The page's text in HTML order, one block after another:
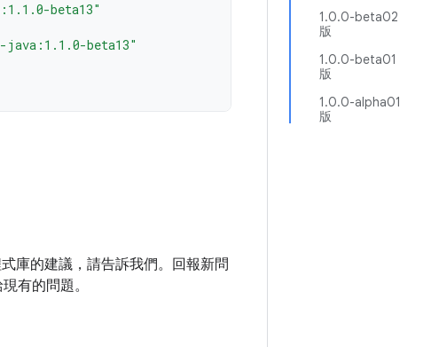
1.0.0-beta02
版
1.0.0-beta01
版
1.0.0-alpha01
版
beta13"
java:1.1.0-beta13"
庫的建議，請告訴我們。回報新問
有的問題。